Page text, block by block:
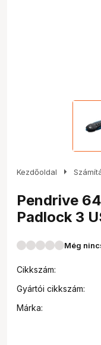
Kezdőoldal arrow_right
Pendrive
Padlock 3
Még
Cikkszám:
Gyártói cikkszám:
Márka: